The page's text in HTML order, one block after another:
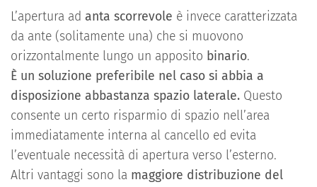
L’apertura ad anta scorrevole è invece caratterizzata
da ante (solitamente una) che si muovono
orizzontalmente lungo un apposito binario.
È un soluzione preferibile nel caso si abbia a
disposizione abbastanza spazio laterale. Questo
consente un certo risparmio di spazio nell’area
immediatamente interna al cancello ed evita
l’eventuale necessità di apertura verso l’esterno.
Altri vantaggi sono la maggiore distribuzione del